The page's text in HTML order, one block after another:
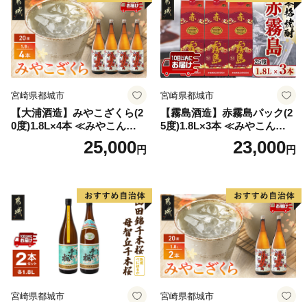
宮崎県都城市
【大浦酒造】みやこざくら(2
0度)1.8L×4本 ≪みやこんじょ
特急便≫_AD-077125,000円
宮崎県都城市
【霧島酒造】赤霧島パック(2
5度)1.8L×3本 ≪みやこんじょ
特急便≫_23-07-K03P-1800-3
23,000円
宮崎県都城市 宮崎県都城市